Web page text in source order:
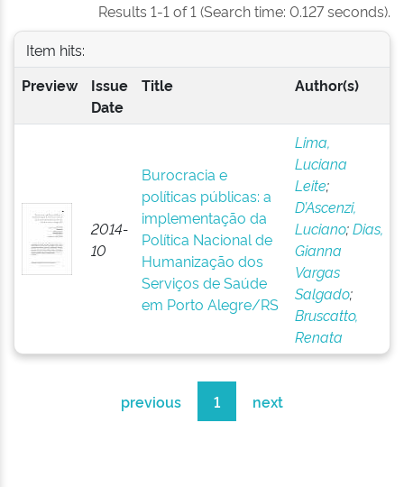
Results 1-1 of 1 (Search time: 0.127 seconds).
Item hits:
Preview
Issue
Date
Title Author(s)
2014-
10
Burocracia e
políticas públicas: a
implementação da
Política Nacional de
Humanização dos
Serviços de Saúde
em Porto Alegre/RS
Lima,
Luciana
Leite;
D’Ascenzi,
Luciano;Dias,
Gianna
Vargas
Salgado;
Bruscatto,
Renata
previous 1 next